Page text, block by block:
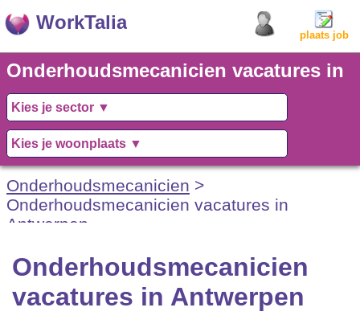
WorkTalia
plaats job
Onderhoudsmecanicien vacatures in
Antwerpen
Onderhoudsmecanicien >
Onderhoudsmecanicien vacatures in
Antwerpen
Onderhoudsmecanicien
vacatures in Antwerpen